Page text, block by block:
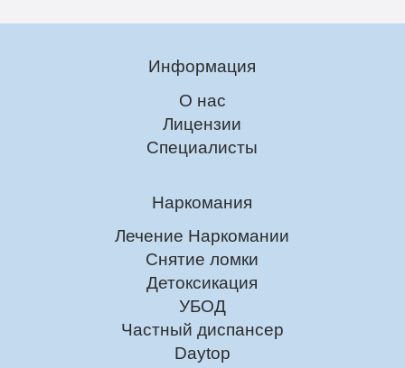
Информация
О нас
Лицензии
Специалисты
Наркомания
Лечение Наркомании
Снятие ломки
Детоксикация
УБОД
Частный диспансер
Daytop